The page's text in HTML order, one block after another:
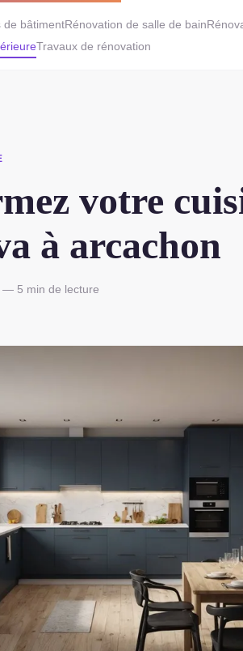
de bâtimentRénovation de salle de bain
Travaux de rénovation
votre
à arcachon
5 min de lecture